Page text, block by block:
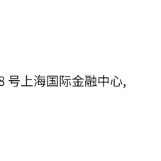
号上海国际金融中心,